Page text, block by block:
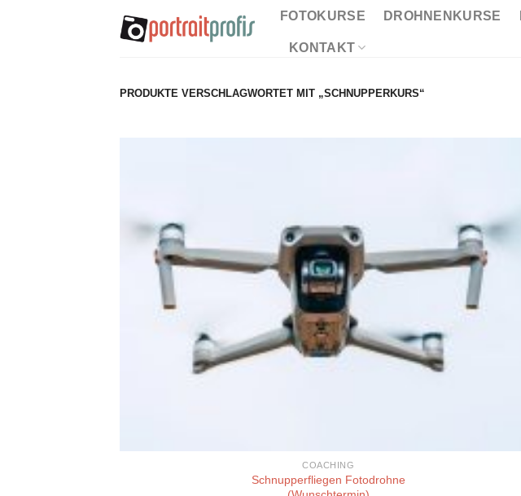
FOTOKURSE DROHNENKURSE
KONTAKT
PRODUKTE VERSCHLAGWORTET MIT „SCHNUPPERKURS“
COACHING
Schnupperfliegen Fotodrohne